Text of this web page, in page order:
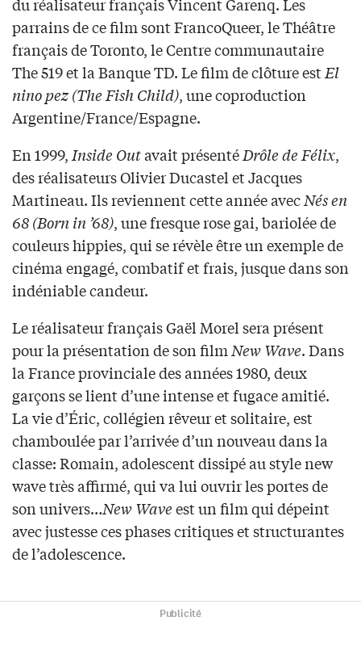
du réalisateur français Vincent Garenq. Les
parrains de ce film sont FrancoQueer, le Théâtre
français de Toronto, le Centre communautaire
The 519 et la Banque TD. Le film de clôture estEl
nino pez (The Fish Child), une coproduction
Argentine/France/Espagne.
En 1999,Inside Outavait présentéDrôle de Félix,
des réalisateurs Olivier Ducastel et Jacques
Martineau. Ils reviennent cette année avecNés en
68 (Born in ’68), une fresque rose gai, bariolée de
couleurs hippies, qui se révèle être un exemple de
cinéma engagé, combatif et frais, jusque dans son
indéniable candeur.
Le réalisateur français Gaël Morel sera présent
pour la présentation de son filmNew Wave. Dans
la France provinciale des années 1980, deux
garçons se lient d’une intense et fugace amitié.
La vie d’Éric, collégien rêveur et solitaire, est
chamboulée par l’arrivée d’un nouveau dans la
classe: Romain, adolescent dissipé au style new
wave très affirmé, qui va lui ouvrir les portes de
son univers…New Waveest un film qui dépeint
avec justesse ces phases critiques et structurantes
de l’adolescence.
Publicité